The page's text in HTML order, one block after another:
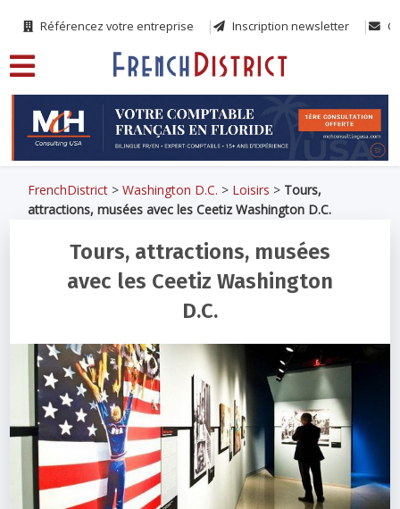
Référencez votre entreprise Inscription newsletter
FrenchDistrict >Washington D.C. > Loisirs > Tours,
attractions, musées avec les Ceetiz Washington D.C.
Tours, attractions, musées
avec les Ceetiz Washington
D.C.